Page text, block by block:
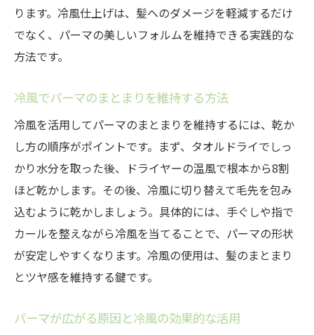
ります。冷風仕上げは、髪へのダメージを軽減するだけ
でなく、パーマの美しいフォルムを維持できる実践的な
方法です。
冷風でパーマのまとまりを維持する方法
冷風を活用してパーマのまとまりを維持するには、乾か
し方の順序がポイントです。まず、タオルドライでしっ
かり水分を取った後、ドライヤーの温風で根本から8割
ほど乾かします。その後、冷風に切り替えて毛先を包み
込むように乾かしましょう。具体的には、手ぐしや指で
カールを整えながら冷風を当てることで、パーマの形状
が安定しやすくなります。冷風の使用は、髪のまとまり
とツヤ感を維持する鍵です。
パーマが広がる原因と冷風の効果的な活用